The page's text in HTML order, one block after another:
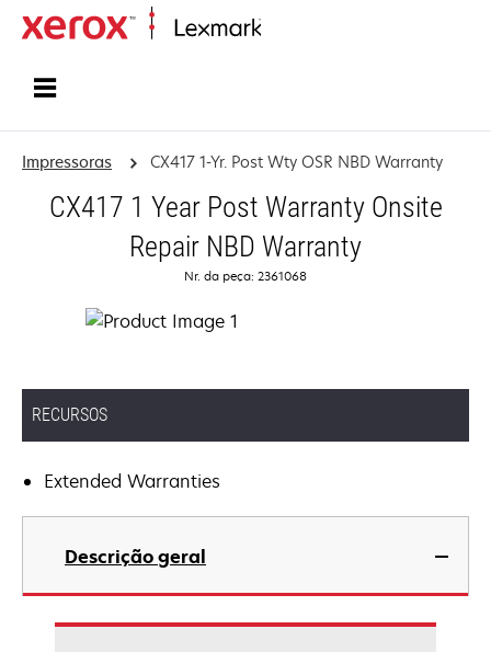
Impressoras CX417 1-Yr. Post Wty OSR NBD Warranty
CX417 1 Year Post Warranty Onsite
Repair NBD Warranty
Nr. da peça: 2361068
RECURSOS
Extended Warranties
Descrição geral